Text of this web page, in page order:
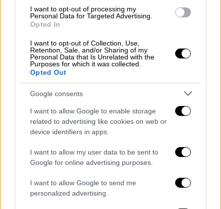
I want to opt-out of processing my
Personal Data for Targeted Advertising.
Opted In
I want to opt-out of Collection, Use,
Retention, Sale, and/or Sharing of my
Personal Data that Is Unrelated with the
Purposes for which it was collected.
Opted Out
Google consents
I want to allow Google to enable storage
related to advertising like cookies on web or
device identifiers in apps.
I want to allow my user data to be sent to
Google for online advertising purposes.
I want to allow Google to send me
personalized advertising.
Αθλητισμός|04.09.2023 10:33
Mundobasket 2023: Έχασε το νεφρό του
ο Σίμανιτς μετά από αγκωνιά - Σοκ στην
εθνική Σερβίας
Βίντεο από τη στιγμή του τραυματισμού του